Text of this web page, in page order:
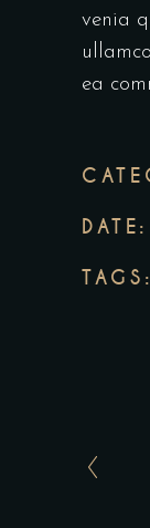
venia
ea
DATE:
TAGS: